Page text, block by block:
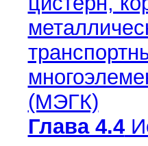
(МЭГК)
Глава 4.4